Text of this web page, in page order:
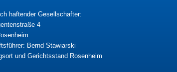
haftender Gesellschafter:
4
Bernd Stawiarski
und Gerichtsstand Rosenheim